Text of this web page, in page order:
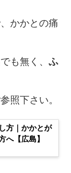
かかとの痛
も無く、 ふ
照下さい。
方｜かかとが
へ【広島】